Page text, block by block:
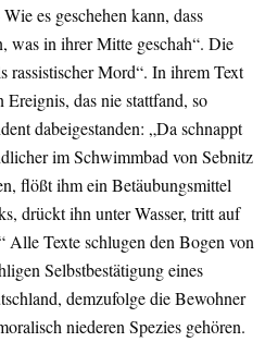
es geschehen kann, dass
was in ihrer Mitte geschah“. Die
rassistischer Mord“. In ihrem Text
Ereignis, das nie stattfand, so
dabeigestanden: „Da schnappt
im Schwimmbad von Sebnitz
flößt ihm ein Betäubungsmittel
drückt ihn unter Wasser, tritt auf
Alle Texte schlugen den Bogen von
Selbstbestätigung eines
demzufolge die Bewohner
niederen Spezies gehören.